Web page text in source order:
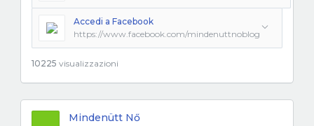
Accedi a Facebook
https://www.facebook.com/mindenuttnoblog
10225 visualizzazioni
Mindenütt Nő